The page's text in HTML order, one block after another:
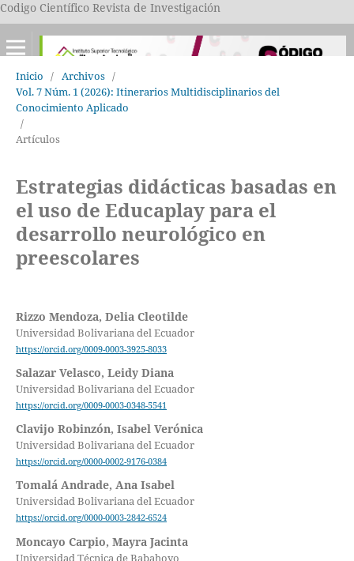
Codigo Científico Revista de Investigación
Inicio / Archivos /
Vol. 7 Núm. 1 (2026): Itinerarios Multidisciplinarios del
Conocimiento Aplicado
/
Artículos
Estrategias didácticas basadas en
el uso de Educaplay para el
desarrollo neurológico en
preescolares
Rizzo Mendoza, Delia Cleotilde
Universidad Bolivariana del Ecuador
https://orcid.org/0009-0003-3925-8033
Salazar Velasco, Leidy Diana
Universidad Bolivariana del Ecuador
https://orcid.org/0009-0003-0348-5541
Clavijo Robinzón, Isabel Verónica
Universidad Bolivariana del Ecuador
https://orcid.org/0000-0002-9176-0384
Tomalá Andrade, Ana Isabel
Universidad Bolivariana del Ecuador
https://orcid.org/0000-0003-2842-6524
Moncayo Carpio, Mayra Jacinta
Universidad Técnica de Babahoyo